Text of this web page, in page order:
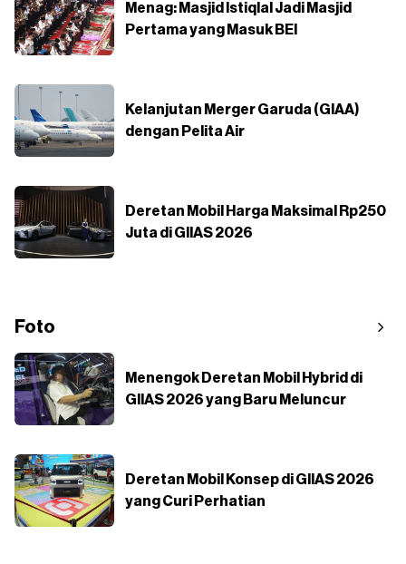
Menag: Masjid Istiqlal Jadi Masjid
Pertama yang Masuk BEI
Kelanjutan Merger Garuda (GIAA)
dengan Pelita Air
Deretan Mobil Harga Maksimal Rp250
Juta di GIIAS 2026
Foto
Menengok Deretan Mobil Hybrid di
GIIAS 2026 yang Baru Meluncur
Deretan Mobil Konsep di GIIAS 2026
yang Curi Perhatian